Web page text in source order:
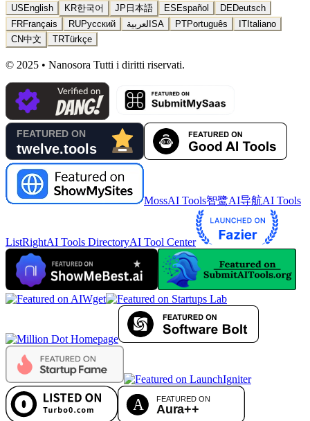
US English KR한국어 JP 日本語 ES Español DEDeutsch
FRFrançais RUРусский SA العربية PTPortuguês IT Italiano
CN中文 TRTürkçe
© 2025 • Nanosora Tutti i diritti riservati.
MossAI Tools智鹭AI导航AI Tools
ListRightAI Tools DirectoryAI Tool Center